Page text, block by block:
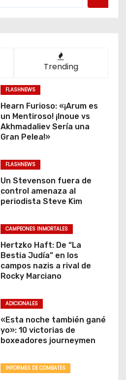
Trending
FLASHNEWS
Hearn Furioso: «¡Arum es
un Mentiroso! ¡Inoue vs
Akhmadaliev Sería una
Gran Pelea!»
FLASHNEWS
Un Stevenson fuera de
control amenaza al
periodista Steve Kim
CAMPEONES INMORTALES
Hertzko Haft: De “La
Bestia Judía” en los
campos nazis a rival de
Rocky Marciano
ADICIONALES
«Esta noche también gané
yo»: 10 victorias de
boxeadores journeymen
INFORMES DE COMBATES